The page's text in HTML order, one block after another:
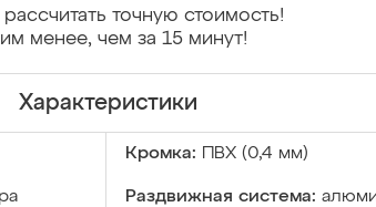
точную стоимость!
менее, чем за 15 минут!
Характеристики
Кромка: ПВХ (0,4 мм)
Раздвижная система: